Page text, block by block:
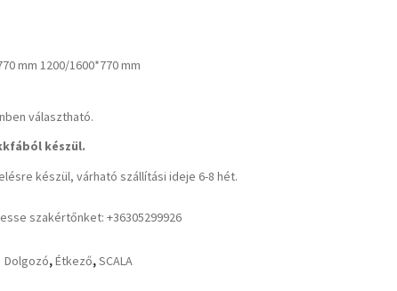
mm 1200/1600*770 mm
választható.
készül.
készül, várható szállítási ideje 6-8 hét.
szakértőnket: +36305299926
Dolgozó,Étkező,SCALA